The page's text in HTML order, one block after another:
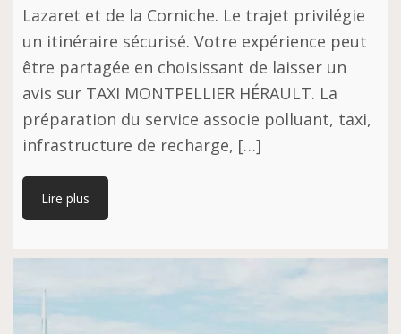
Lazaret et de la Corniche. Le trajet privilégie
un itinéraire sécurisé. Votre expérience peut
être partagée en choisissant de laisser un
avis sur TAXI MONTPELLIER HÉRAULT. La
préparation du service associe polluant, taxi,
infrastructure de recharge, […]
Lire plus